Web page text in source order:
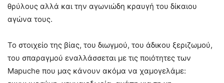
θρύλους αλλά και την αγωνιώδη κραυγή του δίκαιου
αγώνα τους.
Το στοιχείο της βίας, του διωγμού, του άδικου ξεριζωμού,
του σπαραγμού εναλλάσσεται με τις ποιότητες των
Mapuche που μας κάνουν ακόμα να χαμογελάμε: